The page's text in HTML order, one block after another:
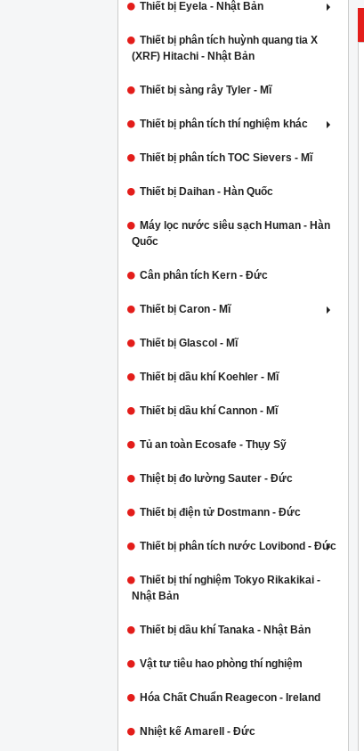
Thiết bị Eyela - Nhật Bản
Thiết bị phân tích huỳnh quang tia X
(XRF) Hitachi - Nhật Bản
Thiết bị sàng rây Tyler - Mĩ
Thiết bị phân tích thí nghiệm khác
Thiết bị phân tích TOC Sievers - Mĩ
Thiết bị Daihan - Hàn Quốc
Máy lọc nước siêu sạch Human - Hàn
Quốc
Cân phân tích Kern - Đức
Thiết bị Caron - Mĩ
Thiết bị Glascol - Mĩ
Thiết bị dầu khí Koehler - Mĩ
Thiết bị dầu khí Cannon - Mĩ
Tủ an toàn Ecosafe - Thụy Sỹ
Thiệt bị đo lường Sauter - Đức
Thiết bị điện tử Dostmann - Đức
Thiết bị phân tích nước Lovibond - Đức
Thiết bị thí nghiệm Tokyo Rikakikai -
Nhật Bản
Thiết bị dầu khí Tanaka - Nhật Bản
Vật tư tiêu hao phòng thí nghiệm
Hóa Chất Chuẩn Reagecon - Ireland
Nhiệt kế Amarell - Đức